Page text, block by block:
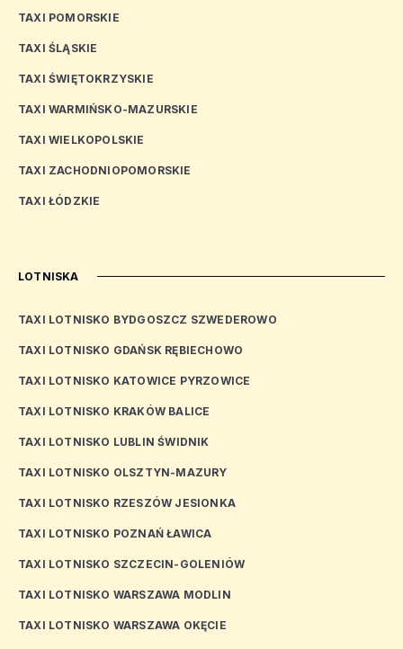
TAXI POMORSKIE
TAXI ŚLĄSKIE
TAXI ŚWIĘTOKRZYSKIE
TAXI WARMIŃSKO-MAZURSKIE
TAXI WIELKOPOLSKIE
TAXI ZACHODNIOPOMORSKIE
TAXI ŁÓDZKIE
LOTNISKA
TAXI LOTNISKO BYDGOSZCZ SZWEDEROWO
TAXI LOTNISKO GDAŃSK RĘBIECHOWO
TAXI LOTNISKO KATOWICE PYRZOWICE
TAXI LOTNISKO KRAKÓW BALICE
TAXI LOTNISKO LUBLIN ŚWIDNIK
TAXI LOTNISKO OLSZTYN-MAZURY
TAXI LOTNISKO RZESZÓW JESIONKA
TAXI LOTNISKO POZNAŃ ŁAWICA
TAXI LOTNISKO SZCZECIN-GOLENIÓW
TAXI LOTNISKO WARSZAWA MODLIN
TAXI LOTNISKO WARSZAWA OKĘCIE